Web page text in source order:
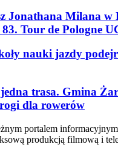
Jonathana Milana w
Tour de Pologne
nauki jazdy
trasa. Gmina
dla rowerów
portalem
produkcją filmową i